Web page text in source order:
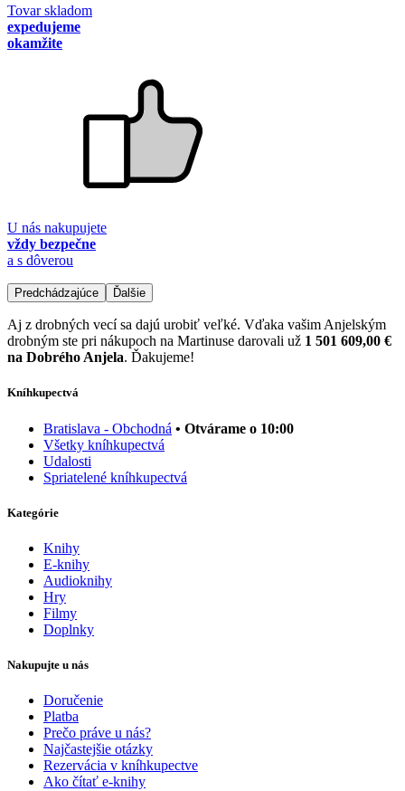
Tovar skladom
expedujeme
okamžite
U nás nakupujete
vždy bezpečne
a s dôverou
Predchádzajúce Ďalšie
Aj z drobných vecí sa dajú urobiť veľké. Vďaka vašim Anjelským
drobným ste pri nákupoch na Martinuse darovali už 1 501 609,00 €
na Dobrého Anjela. Ďakujeme!
Kníhkupectvá
Bratislava - Obchodná • Otvárame o 10:00
Všetky kníhkupectvá
Udalosti
Spriatelené kníhkupectvá
Kategórie
Knihy
E-knihy
Audioknihy
Hry
Filmy
Doplnky
Nakupujte u nás
Doručenie
Platba
Prečo práve u nás?
Najčastejšie otázky
Rezervácia v kníhkupectve
Ako čítať e-knihy